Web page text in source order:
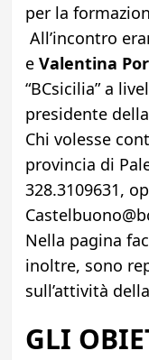
per la
All’incontro
e Valentina
“BCsicilia” a
presidente
Chi volesse
provincia di
328.3109631,
Nella pagina
inoltre, sono
sull’attività
GLI